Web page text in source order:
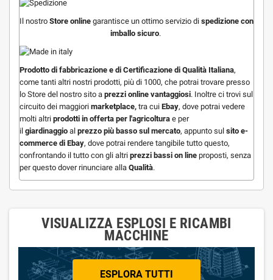
Il nostro Store online garantisce un ottimo servizio di spedizione con
imballo sicuro.
Prodotto di fabbricazione e di Certificazione di Qualità Italiana,
come tanti altri nostri prodotti, più di 1000, che potrai trovare presso
lo Store del nostro sito a prezzi online vantaggiosi. Inoltre ci trovi sul
circuito dei maggiori marketplace, tra cui Ebay, dove potrai vedere
molti altri prodotti in offerta per l'agricoltura e per
il giardinaggio al prezzo più basso sul mercato, appunto sul sito e-
commerce di Ebay, dove potrai rendere tangibile tutto questo,
confrontando il tutto con gli altri prezzi bassi on line proposti, senza
per questo dover rinunciare alla Qualità.
VISUALIZZA ESPLOSI E RICAMBI
MACCHINE
ESPLORA TUTTI